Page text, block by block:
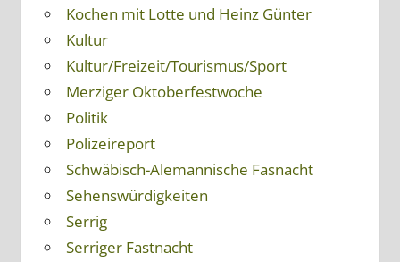
Kochen mit Lotte und Heinz Günter
Kultur
Kultur/Freizeit/Tourismus/Sport
Merziger Oktoberfestwoche
Politik
Polizeireport
Schwäbisch-Alemannische Fasnacht
Sehenswürdigkeiten
Serrig
Serriger Fastnacht